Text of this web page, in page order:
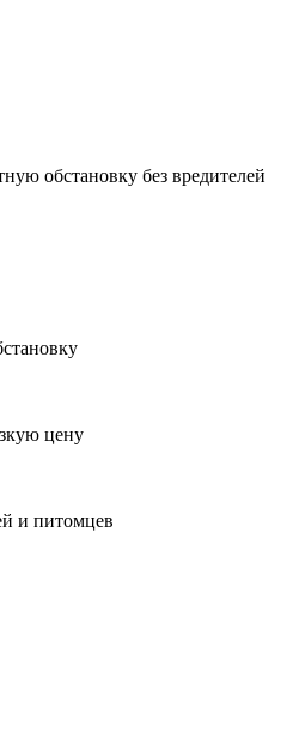
обстановку без вредителей
цену
и питомцев